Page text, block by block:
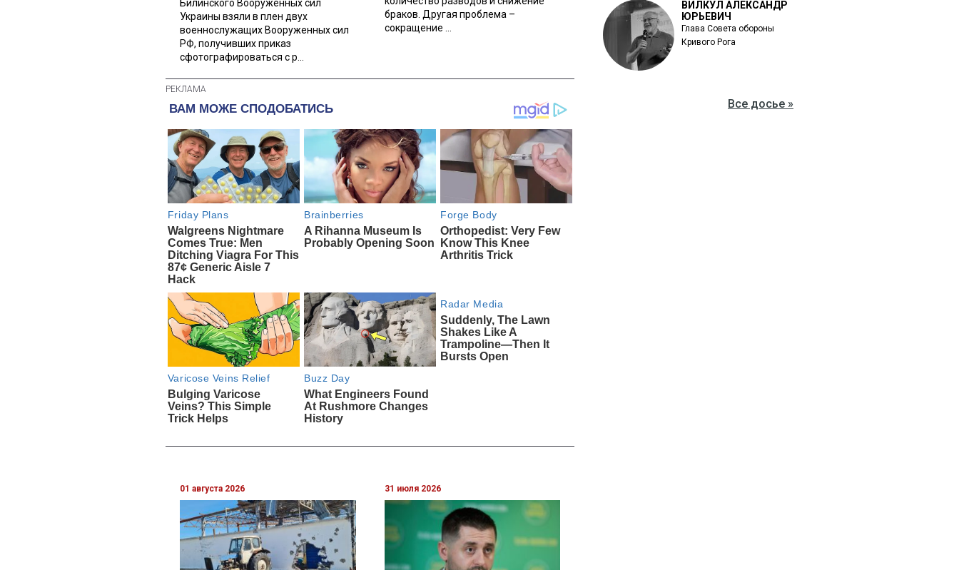
Билинского Вооруженных сил
Украины взяли в плен двух
военнослужащих Вооруженных сил
РФ, получивших приказ
сфотографироваться с р...
браков. Другая проблема –
сокращение ...
01 августа 2026 31 июля 2026
ВИЛКУЛ АЛЕКСАНДР
ЮРЬЕВИЧ
Глава Совета обороны
Кривого Рога
Все досье »